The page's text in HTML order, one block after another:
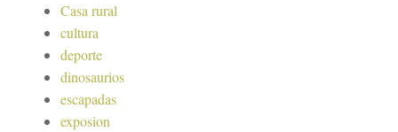
Casa rural
cultura
deporte
dinosaurios
escapadas
exposion